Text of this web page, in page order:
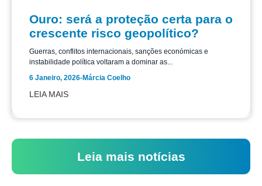
Ouro: será a proteção certa para o
crescente risco geopolítico?
Guerras, conflitos internacionais, sanções económicas e
instabilidade política voltaram a dominar as...
6 Janeiro, 2026-Márcia Coelho
LEIA MAIS
Leia mais notícias